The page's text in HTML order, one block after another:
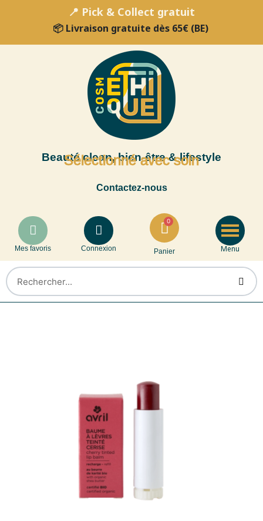
📍 Pick & Collect gratuit
📦 Livraison gratuite dès 65€ (BE)
Beauté clean, bien-être & lifestyle
Sélectionné avec soin
Contactez-nous
Mes favoris Connexion Panier Menu